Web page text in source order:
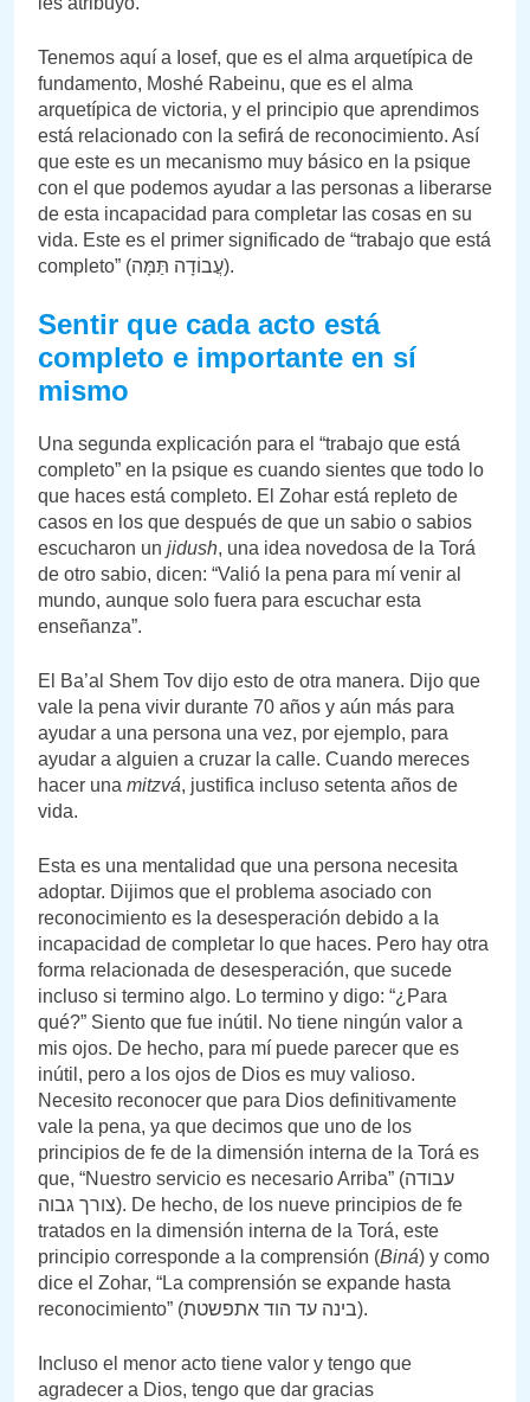
Tenemos aquí a Iosef, que es el alma arquetípica de
fundamento, Moshé Rabeinu, que es el alma
arquetípica de victoria, y el principio que aprendimos
está relacionado con la sefirá de reconocimiento. Así
que este es un mecanismo muy básico en la psique
con el que podemos ayudar a las personas a liberarse
de esta incapacidad para completar las cosas en su
vida. Este es el primer significado de “trabajo que está
completo” (עֲבוֹדָה תַּמָּה).
Sentir que cada acto está
completo e importante en sí
mismo
Una segunda explicación para el “trabajo que está
completo” en la psique es cuando sientes que todo lo
que haces está completo. El Zohar está repleto de
casos en los que después de que un sabio o sabios
escucharon un jidush, una idea novedosa de la Torá
de otro sabio, dicen: “Valió la pena para mí venir al
mundo, aunque solo fuera para escuchar esta
enseñanza”.
El Ba’al Shem Tov dijo esto de otra manera. Dijo que
vale la pena vivir durante 70 años y aún más para
ayudar a una persona una vez, por ejemplo, para
ayudar a alguien a cruzar la calle. Cuando mereces
hacer una mitzvá, justifica incluso setenta años de
vida.
Esta es una mentalidad que una persona necesita
adoptar. Dijimos que el problema asociado con
reconocimiento es la desesperación debido a la
incapacidad de completar lo que haces. Pero hay otra
forma relacionada de desesperación, que sucede
incluso si termino algo. Lo termino y digo: “¿Para
qué?” Siento que fue inútil. No tiene ningún valor a
mis ojos. De hecho, para mí puede parecer que es
inútil, pero a los ojos de Dios es muy valioso.
Necesito reconocer que para Dios definitivamente
vale la pena, ya que decimos que uno de los
principios de fe de la dimensión interna de la Torá es
que, “Nuestro servicio es necesario Arriba” (עבודה
צורך גבוה). De hecho, de los nueve principios de fe
tratados en la dimensión interna de la Torá, este
principio corresponde a la comprensión (Biná) y como
dice el Zohar, “La comprensión se expande hasta
reconocimiento” (בינה עד הוד אתפשטת).
Incluso el menor acto tiene valor y tengo que
agradecer a Dios, tengo que dar gracias